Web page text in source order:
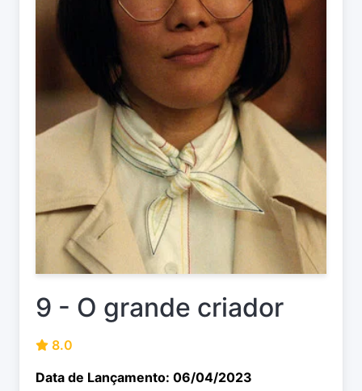
9 - O grande criador
8.0
Data de Lançamento: 06/04/2023